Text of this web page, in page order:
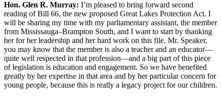
Hon. Glen R. Murray: I’m pleased to bring forward second
reading of Bill 66, the new proposed Great Lakes Protection Act. I
will be sharing my time with my parliamentary assistant, the member
from Mississauga–Brampton South, and I want to start by thanking
her for her leadership and her hard work on this file. Mr. Speaker,
you may know that the member is also a teacher and an educator—
quite well respected in that profession—and a big part of this piece
of legislation is education and engagement. So we have benefited
greatly by her expertise in that area and by her particular concern for
young people, because this is really a legacy project for our children.